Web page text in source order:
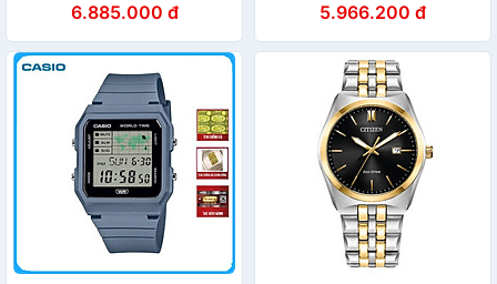
6.885.000 đ 5.966.200 đ